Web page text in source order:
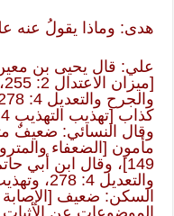
هدى: وماذا يقولُ عنه
علي: قال يحيى بن
وقال النسائي: ضعيفٌ
149]، وقال ابن أبي